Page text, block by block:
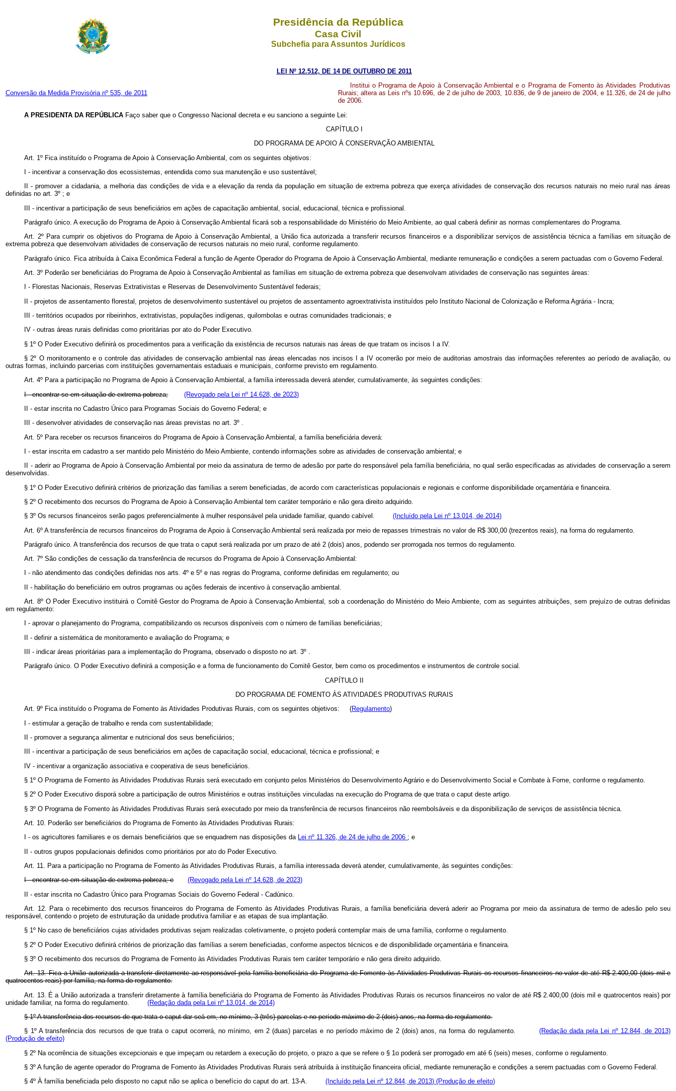
Presidência da República
Casa Civil
Subchefia para Assuntos Jurídicos
LEI Nº 12.512, DE 14 DE OUTUBRO DE 2011
Conversão da Medida Provisória nº 535, de 2011
Institui o Programa de Apoio à Conservação Ambiental e o Programa de Fomento às Atividades Produtivas
Rurais; altera as Leis nºs 10.696, de 2 de julho de 2003, 10.836, de 9 de janeiro de 2004, e 11.326, de 24 de julho
de 2006.
A PRESIDENTA DA REPÚBLICA Faço saber que o Congresso Nacional decreta e eu sanciono a seguinte Lei:
CAPÍTULO I
DO PROGRAMA DE APOIO À CONSERVAÇÃO AMBIENTAL
Art. 1º Fica instituído o Programa de Apoio à Conservação Ambiental, com os seguintes objetivos:
I - incentivar a conservação dos ecossistemas, entendida como sua manutenção e uso sustentável;
II - promover a cidadania, a melhoria das condições de vida e a elevação da renda da população em situação de extrema pobreza que exerça atividades de conservação dos recursos naturais no meio rural nas áreas
definidas no art. 3º ; e
III - incentivar a participação de seus beneficiários em ações de capacitação ambiental, social, educacional, técnica e profissional.
Parágrafo único. A execução do Programa de Apoio à Conservação Ambiental ficará sob a responsabilidade do Ministério do Meio Ambiente, ao qual caberá definir as normas complementares do Programa.
Art. 2º Para cumprir os objetivos do Programa de Apoio à Conservação Ambiental, a União fica autorizada a transferir recursos financeiros e a disponibilizar serviços de assistência técnica a famílias em situação de
extrema pobreza que desenvolvam atividades de conservação de recursos naturais no meio rural, conforme regulamento.
Parágrafo único. Fica atribuída à Caixa Econômica Federal a função de Agente Operador do Programa de Apoio à Conservação Ambiental, mediante remuneração e condições a serem pactuadas com o Governo Federal.
Art. 3º Poderão ser beneficiárias do Programa de Apoio à Conservação Ambiental as famílias em situação de extrema pobreza que desenvolvam atividades de conservação nas seguintes áreas:
I - Florestas Nacionais, Reservas Extrativistas e Reservas de Desenvolvimento Sustentável federais;
II - projetos de assentamento florestal, projetos de desenvolvimento sustentável ou projetos de assentamento agroextrativista instituídos pelo Instituto Nacional de Colonização e Reforma Agrária - Incra;
III - territórios ocupados por ribeirinhos, extrativistas, populações indígenas, quilombolas e outras comunidades tradicionais; e
IV - outras áreas rurais definidas como prioritárias por ato do Poder Executivo.
§ 1º O Poder Executivo definirá os procedimentos para a verificação da existência de recursos naturais nas áreas de que tratam os incisos I a IV.
§ 2º O monitoramento e o controle das atividades de conservação ambiental nas áreas elencadas nos incisos I a IV ocorrerão por meio de auditorias amostrais das informações referentes ao período de avaliação, ou
outras formas, incluindo parcerias com instituições governamentais estaduais e municipais, conforme previsto em regulamento.
Art. 4º Para a participação no Programa de Apoio à Conservação Ambiental, a família interessada deverá atender, cumulativamente, às seguintes condições:
I - encontrar-se em situação de extrema pobreza;
(Revogado pela Lei nº 14.628, de 2023)
II - estar inscrita no Cadastro Único para Programas Sociais do Governo Federal; e
III - desenvolver atividades de conservação nas áreas previstas no art. 3º .
Art. 5º Para receber os recursos financeiros do Programa de Apoio à Conservação Ambiental, a família beneficiária deverá:
I - estar inscrita em cadastro a ser mantido pelo Ministério do Meio Ambiente, contendo informações sobre as atividades de conservação ambiental; e
II - aderir ao Programa de Apoio à Conservação Ambiental por meio da assinatura de termo de adesão por parte do responsável pela família beneficiária, no qual serão especificadas as atividades de conservação a serem
desenvolvidas.
§ 1º O Poder Executivo definirá critérios de priorização das famílias a serem beneficiadas, de acordo com características populacionais e regionais e conforme disponibilidade orçamentária e financeira.
§ 2º O recebimento dos recursos do Programa de Apoio à Conservação Ambiental tem caráter temporário e não gera direito adquirido.
§ 3º Os recursos financeiros serão pagos preferencialmente à mulher responsável pela unidade familiar, quando cabível.(Incluído pela Lei nº 13.014, de 2014)
Art. 6º A transferência de recursos financeiros do Programa de Apoio à Conservação Ambiental será realizada por meio de repasses trimestrais no valor de R$ 300,00 (trezentos reais), na forma do regulamento.
Parágrafo único. A transferência dos recursos de que trata o caput será realizada por um prazo de até 2 (dois) anos, podendo ser prorrogada nos termos do regulamento.
Art. 7º São condições de cessação da transferência de recursos do Programa de Apoio à Conservação Ambiental:
I - não atendimento das condições definidas nos arts. 4º e 5º e nas regras do Programa, conforme definidas em regulamento; ou
II - habilitação do beneficiário em outros programas ou ações federais de incentivo à conservação ambiental.
Art. 8º O Poder Executivo instituirá o Comitê Gestor do Programa de Apoio à Conservação Ambiental, sob a coordenação do Ministério do Meio Ambiente, com as seguintes atribuições, sem prejuízo de outras definidas
em regulamento:
I - aprovar o planejamento do Programa, compatibilizando os recursos disponíveis com o número de famílias beneficiárias;
II - definir a sistemática de monitoramento e avaliação do Programa; e
III - indicar áreas prioritárias para a implementação do Programa, observado o disposto no art. 3º .
Parágrafo único. O Poder Executivo definirá a composição e a forma de funcionamento do Comitê Gestor, bem como os procedimentos e instrumentos de controle social.
CAPÍTULO II
DO PROGRAMA DE FOMENTO ÀS ATIVIDADES PRODUTIVAS RURAIS
Art. 9º Fica instituído o Programa de Fomento às Atividades Produtivas Rurais, com os seguintes objetivos:(Regulamento)
I - estimular a geração de trabalho e renda com sustentabilidade;
II - promover a segurança alimentar e nutricional dos seus beneficiários;
III - incentivar a participação de seus beneficiários em ações de capacitação social, educacional, técnica e profissional; e
IV - incentivar a organização associativa e cooperativa de seus beneficiários.
§ 1º O Programa de Fomento às Atividades Produtivas Rurais será executado em conjunto pelos Ministérios do Desenvolvimento Agrário e do Desenvolvimento Social e Combate à Fome, conforme o regulamento.
§ 2º O Poder Executivo disporá sobre a participação de outros Ministérios e outras instituições vinculadas na execução do Programa de que trata o caput deste artigo.
§ 3º O Programa de Fomento às Atividades Produtivas Rurais será executado por meio da transferência de recursos financeiros não reembolsáveis e da disponibilização de serviços de assistência técnica.
Art. 10. Poderão ser beneficiários do Programa de Fomento às Atividades Produtivas Rurais:
I - os agricultores familiares e os demais beneficiários que se enquadrem nas disposições da Lei nº 11.326, de 24 de julho de 2006 ;e
II - outros grupos populacionais definidos como prioritários por ato do Poder Executivo.
Art. 11. Para a participação no Programa de Fomento às Atividades Produtivas Rurais, a família interessada deverá atender, cumulativamente, às seguintes condições:
I - encontrar-se em situação de extrema pobreza; e
(Revogado pela Lei nº 14.628, de 2023)
II - estar inscrita no Cadastro Único para Programas Sociais do Governo Federal - Cadúnico.
Art. 12. Para o recebimento dos recursos financeiros do Programa de Fomento às Atividades Produtivas Rurais, a família beneficiária deverá aderir ao Programa por meio da assinatura de termo de adesão pelo seu
responsável, contendo o projeto de estruturação da unidade produtiva familiar e as etapas de sua implantação.
§ 1º No caso de beneficiários cujas atividades produtivas sejam realizadas coletivamente, o projeto poderá contemplar mais de uma família, conforme o regulamento.
§ 2º O Poder Executivo definirá critérios de priorização das famílias a serem beneficiadas, conforme aspectos técnicos e de disponibilidade orçamentária e financeira.
§ 3º O recebimento dos recursos do Programa de Fomento às Atividades Produtivas Rurais tem caráter temporário e não gera direito adquirido.
Art. 13. Fica a União autorizada a transferir diretamente ao responsável pela família beneficiária do Programa de Fomento às Atividades Produtivas Rurais os recursos financeiros no valor de até R$ 2.400,00 (dois mil e
quatrocentos reais) por família, na forma do regulamento.
Art. 13. É a União autorizada a transferir diretamente à família beneficiária do Programa de Fomento às Atividades Produtivas Rurais os recursos financeiros no valor de até R$ 2.400,00 (dois mil e quatrocentos reais) por
unidade familiar, na forma do regulamento. (Redação dada pela Lei nº 13.014, de 2014)
§ 1º A transferência dos recursos de que trata o caput dar-seá em, no mínimo, 3 (três) parcelas e no período máximo de 2 (dois) anos, na forma do regulamento.
§ 1º A transferência dos recursos de que trata o caput ocorrerá, no mínimo, em 2 (duas) parcelas e no período máximo de 2 (dois) anos, na forma do regulamento.
(Redação dada pela Lei nº 12.844, de 2013)
(Produção de efeito)
§ 2º Na ocorrência de situações excepcionais e que impeçam ou retardem a execução do projeto, o prazo a que se refere o § 1o poderá ser prorrogado em até 6 (seis) meses, conforme o regulamento.
§ 3º A função de agente operador do Programa de Fomento às Atividades Produtivas Rurais será atribuída à instituição financeira oficial, mediante remuneração e condições a serem pactuadas com o Governo Federal.
§ 4º À família beneficiada pelo disposto nocaputnão se aplica o benefício docaputdo art. 13-A.(Incluído pela Lei nº 12.844, de 2013)(Produção de efeito)